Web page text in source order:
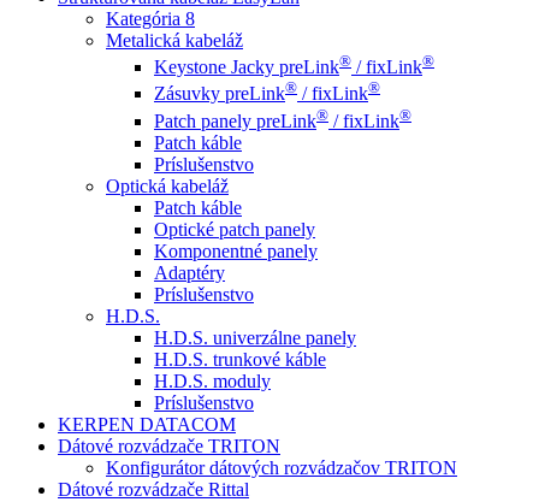
Kategória 8
Metalická kabeláž
Keystone Jacky preLink® / fixLink®
Zásuvky preLink® / fixLink®
Patch panely preLink® / fixLink®
Patch káble
Príslušenstvo
Optická kabeláž
Patch káble
Optické patch panely
Komponentné panely
Adaptéry
Príslušenstvo
H.D.S.
H.D.S. univerzálne panely
H.D.S. trunkové káble
H.D.S. moduly
Príslušenstvo
KERPEN DATACOM
Dátové rozvádzače TRITON
Konfigurátor dátových rozvádzačov TRITON
Dátové rozvádzače Rittal